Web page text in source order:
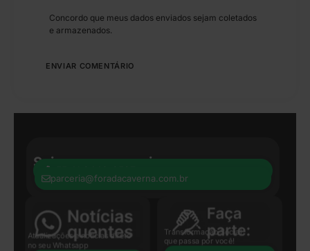
Concordo que meus dados enviados sejam coletados
e armazenados.
Seja nosso parceiro:
parceria@foradacaverna.com.br
Atualizações e notícias direto
no seu Whatsapp
Transformação Social
que passa por você!